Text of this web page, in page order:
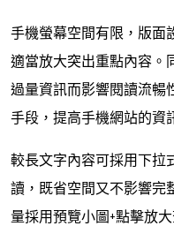
手機螢幕空間有限，版面
適當放大突出重點內容。
過量資訊而影響閱讀流暢
手段，提高手機網站的資
較長文字內容可採用下拉
讀，既省空間又不影響完
量採用預覽小圖+點擊放